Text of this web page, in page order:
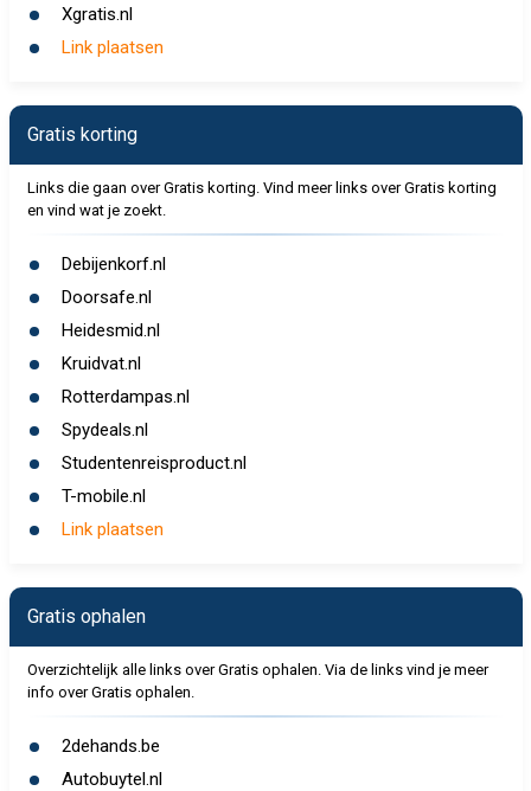
Xgratis.nl
Link plaatsen
Gratis korting
Links die gaan over Gratis korting. Vind meer links over Gratis korting
en vind wat je zoekt.
Debijenkorf.nl
Doorsafe.nl
Heidesmid.nl
Kruidvat.nl
Rotterdampas.nl
Spydeals.nl
Studentenreisproduct.nl
T-mobile.nl
Link plaatsen
Gratis ophalen
Overzichtelijk alle links over Gratis ophalen. Via de links vind je meer
info over Gratis ophalen.
2dehands.be
Autobuytel.nl